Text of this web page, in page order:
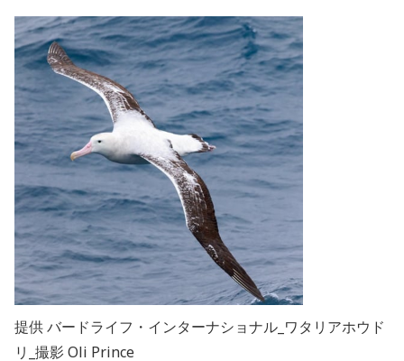
提供 バードライフ・インターナショナル_ワタリアホウド
リ_撮影 Oli Prince